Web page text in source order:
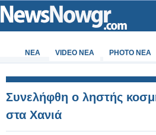
ΝΕΑ VIDEO NEA PHOTO NEA
Συνελήφθη ο ληστής
στα Χανιά